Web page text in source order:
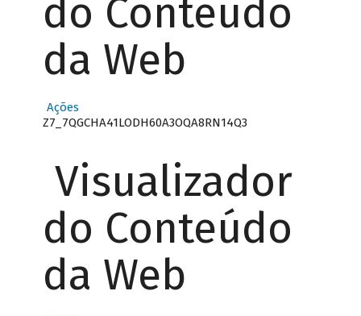
do Conteúdo
da Web
Ações
Z7_7QGCHA41LODH60A3OQA8RN14Q3
Visualizador
do Conteúdo
da Web